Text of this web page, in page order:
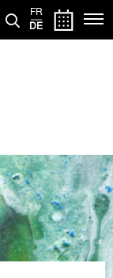
FR
DE